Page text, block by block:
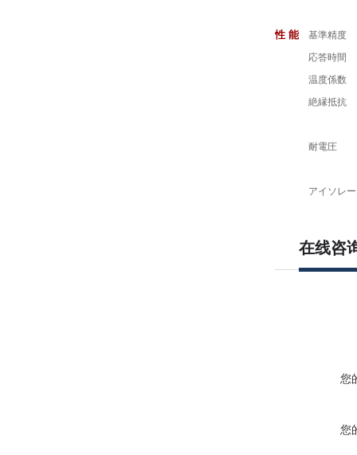
性 能
基準精度
応答時間
温度係数
絶縁抵抗
耐電圧
アイソレ
在线咨
您
您